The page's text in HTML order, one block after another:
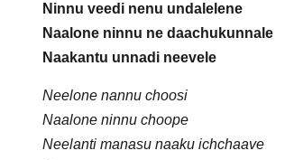
Ninnu veedi nenu undalelene
Naalone ninnu ne daachukunnale
Naakantu unnadi neevele
Neelone nannu choosi
Naalone ninnu choope
Neelanti manasu naaku ichchaave